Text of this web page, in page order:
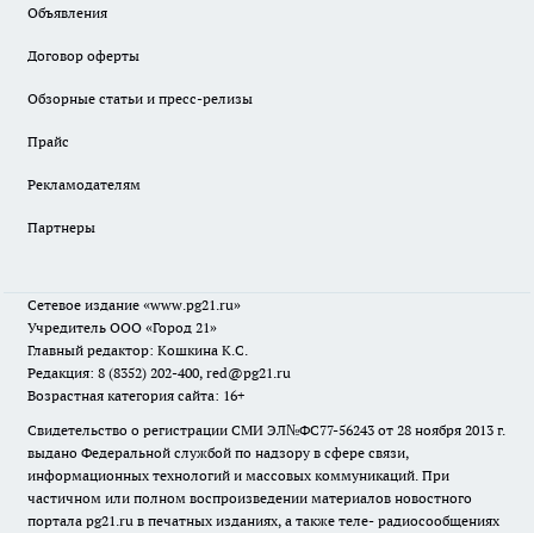
Объявления
Договор оферты
Обзорные статьи и пресс-релизы
Прайс
Рекламодателям
Партнеры
Сетевое издание «www.pg21.ru»
Учредитель ООО «Город 21»
Главный редактор: Кошкина К.С.
Редакция: 8 (8352) 202-400, red@pg21.ru
Возрастная категория сайта: 16+
Свидетельство о регистрации СМИ ЭЛ№ФС77-56243 от 28 ноября 2013 г.
выдано Федеральной службой по надзору в сфере связи,
информационных технологий и массовых коммуникаций. При
частичном или полном воспроизведении материалов новостного
портала pg21.ru в печатных изданиях, а также теле- радиосообщениях